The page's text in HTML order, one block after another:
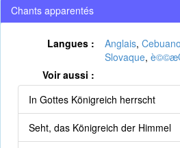
Chants apparentés
Langues : Anglais, Cebuano
Slovaque,
Voir aussi :
In Gottes Königreich herrscht
Seht, das Königreich der Himmel